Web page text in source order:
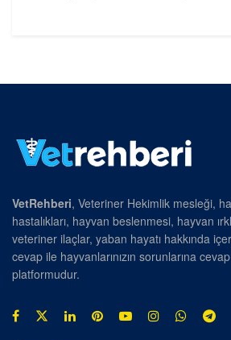
VetRehberi, Veteriner Hekimlik mesleği,
hastalıkları, hayvan beslenmesi, hayvan
veteriner ilaçlar, yaban hayatı hakkında
cevap ile hayvanlarınızın sorunlarına
platformudur.